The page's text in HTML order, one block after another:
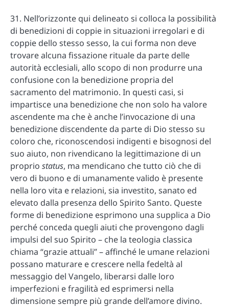
31. Nell’orizzonte qui delineato si colloca la possibilità
di benedizioni di coppie in situazioni irregolari e di
coppie dello stesso sesso, la cui forma non deve
trovare alcuna fissazione rituale da parte delle
autorità ecclesiali, allo scopo di non produrre una
confusione con la benedizione propria del
sacramento del matrimonio. In questi casi, si
impartisce una benedizione che non solo ha valore
ascendente ma che è anche l’invocazione di una
benedizione discendente da parte di Dio stesso su
coloro che, riconoscendosi indigenti e bisognosi del
suo aiuto, non rivendicano la legittimazione di un
proprio status, ma mendicano che tutto ciò che di
vero di buono e di umanamente valido è presente
nella loro vita e relazioni, sia investito, sanato ed
elevato dalla presenza dello Spirito Santo. Queste
forme di benedizione esprimono una supplica a Dio
perché conceda quegli aiuti che provengono dagli
impulsi del suo Spirito – che la teologia classica
chiama “grazie attuali” – affinché le umane relazioni
possano maturare e crescere nella fedeltà al
messaggio del Vangelo, liberarsi dalle loro
imperfezioni e fragilità ed esprimersi nella
dimensione sempre più grande dell’amore divino.